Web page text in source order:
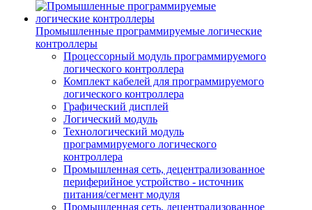
Промышленные программируемые логические
контроллеры
Процессорный модуль программируемого
логического контроллера
Комплект кабелей для программируемого
логического контроллера
Графический дисплей
Логический модуль
Технологический модуль
программируемого логического
контроллера
Промышленная сеть, децентрализованное
периферийное устройство - источник
питания/сегмент модуля
Промышленная сеть, децентрализованное